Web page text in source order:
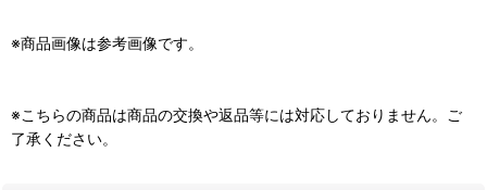
※商品画像は参考画像です。
※こちらの商品は商品の交換や返品等には対応しておりません。ご
了承ください。